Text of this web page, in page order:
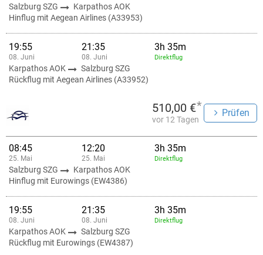
Salzburg SZG
Karpathos AOK
Hinflug mit Aegean Airlines (A33953)
19:55
08. Juni
21:35
08. Juni
3h 35m
Direktflug
Karpathos AOK
Salzburg SZG
Rückflug mit Aegean Airlines (A33952)
510,00 €*
vor 12 Tagen
Prüfen
08:45
25. Mai
12:20
25. Mai
3h 35m
Direktflug
Salzburg SZG
Karpathos AOK
Hinflug mit Eurowings (EW4386)
19:55
08. Juni
21:35
08. Juni
3h 35m
Direktflug
Karpathos AOK
Salzburg SZG
Rückflug mit Eurowings (EW4387)